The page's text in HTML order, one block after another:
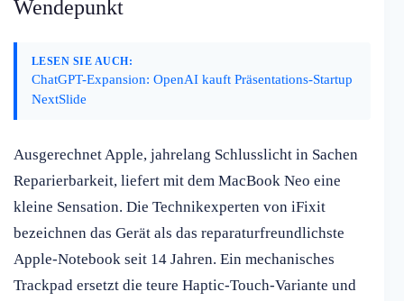
Wendepunkt
LESEN SIE AUCH:
ChatGPT-Expansion: OpenAI kauft Präsentations-Startup
NextSlide
Ausgerechnet Apple, jahrelang Schlusslicht in Sachen
Reparierbarkeit, liefert mit dem MacBook Neo eine
kleine Sensation. Die Technikexperten von iFixit
bezeichnen das Gerät als das reparaturfreundlichste
Apple-Notebook seit 14 Jahren. Ein mechanisches
Trackpad ersetzt die teure Haptic-Touch-Variante und